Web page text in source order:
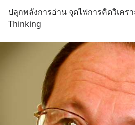
ปลุกพลังการอ่าน จุดไฟการคิดวิเคร
Thinking